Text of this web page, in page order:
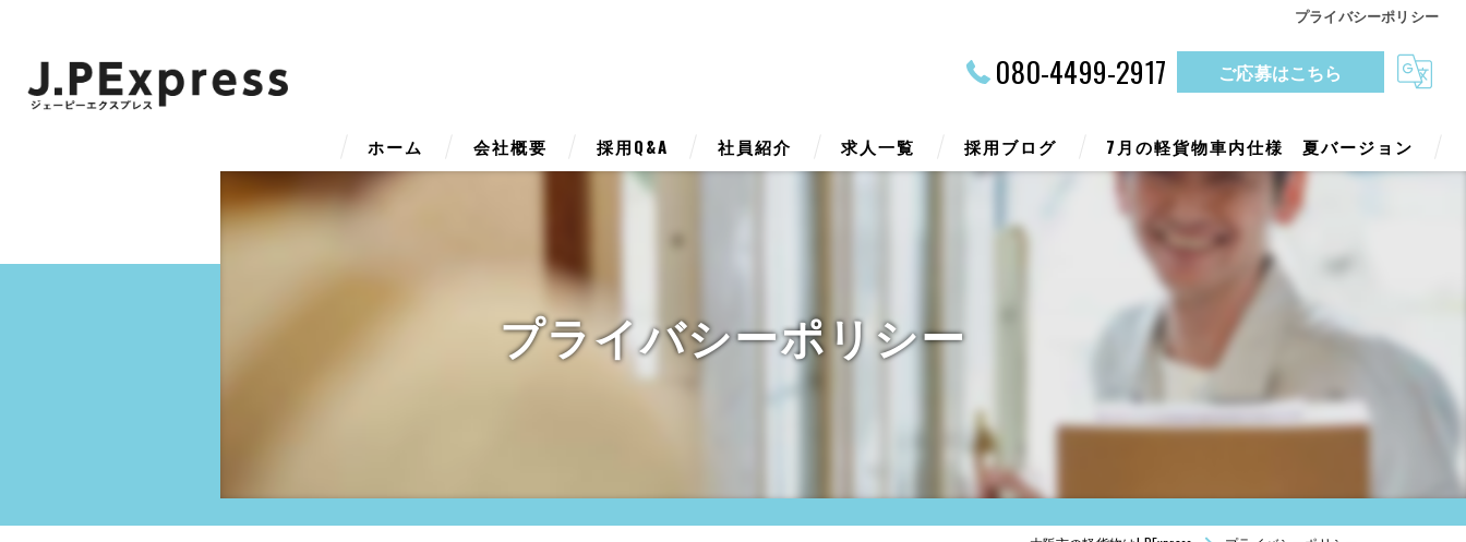
プライバシーポリシー
080-4499-2917 ご応募はこちら
ホーム 会社概要
事業案内
採用Q&A 社員紹介 求人一覧 採用ブログ 7月の軽貨物車内仕様 夏バージョン
プライバシーポリシー